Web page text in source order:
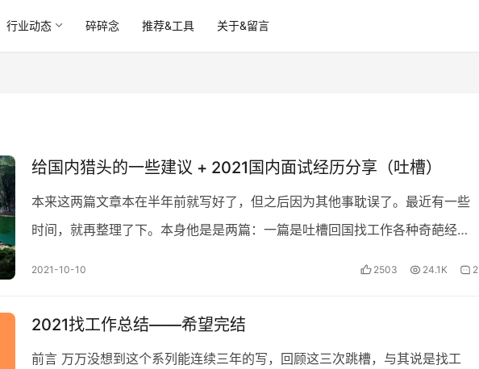
行业动态 碎碎念 推荐&工具 关于&留言
给国内猎头的一些建议 + 2021国内面试经历分享（吐槽）
本来这两篇文章本在半年前就写好了，但之后因为其他事耽误了。最近有一些
时间，就再整理了下。本身他是是两篇：一篇是吐槽回国找工作各种奇葩经
2021-10-10 2503 24.1K 2
2021找工作总结——希望完结
前言 万万没想到这个系列能连续三年的写，回顾这三次跳槽，与其说是找工